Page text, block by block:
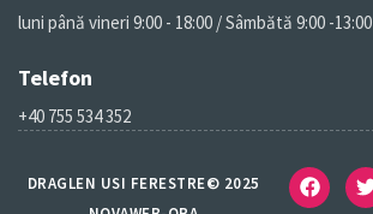
luni până vineri 9:00 - 18:00 / Sâmbătă 9:00 -13:00
Telefon
+40 755 534 352
DRAGLEN USI FERESTRE© 2025